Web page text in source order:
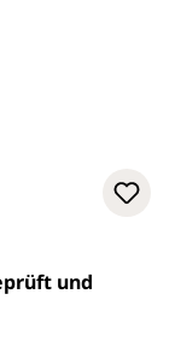
5 Sternen